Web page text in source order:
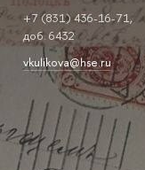
+7 (831) 436-16-71,
доб. 6432
vkulikova@hse.ru